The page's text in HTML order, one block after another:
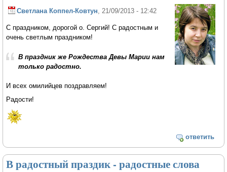
Светлана Коппел-Ковтун, 21/09/2013 - 12:42
С праздником, дорогой о. Сергий! С радостным и
очень светлым праздником!
В праздник же Рождества Девы Марии нам
только радостно.
И всех омилийцев поздравляем!
Радости!
ответить
В радостный праздик - радостные слова